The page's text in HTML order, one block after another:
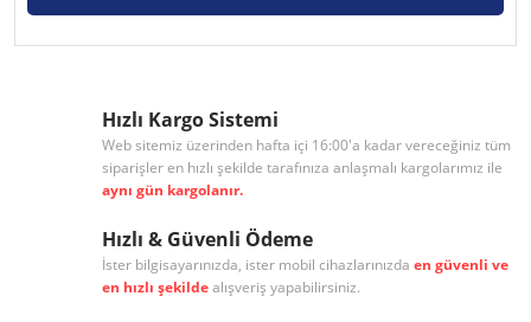
Hızlı Kargo Sistemi
Web sitemiz üzerinden hafta içi 16:00'a kadar vereceğiniz tüm
siparişler en hızlı şekilde tarafınıza anlaşmalı kargolarımız ile
aynı gün kargolanır.
Hızlı & Güvenli Ödeme
İster bilgisayarınızda, ister mobil cihazlarınızda en güvenli ve
en hızlı şekildealışveriş yapabilirsiniz.